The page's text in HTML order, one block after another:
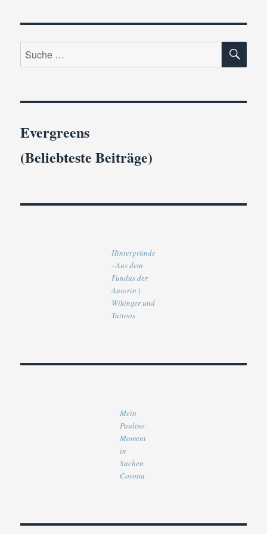
Suche
nach:
Evergreens
(Beliebteste Beiträge)
Hintergründe
- Aus dem
Fundus der
Autorin |
Wikinger und
Tattoos
Mein
Pauline-
Moment
in
Sachen
Corona